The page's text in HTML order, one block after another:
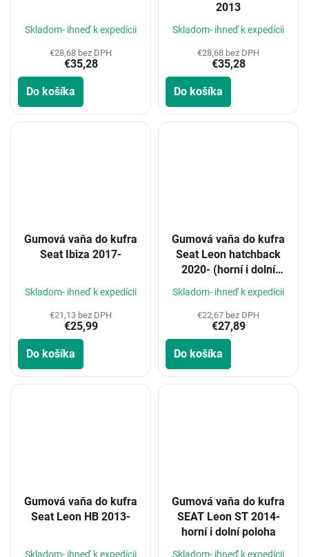
Skladom- ihneď k expedícii
€28,68 bez DPH
€35,28
Do košíka
2013
Skladom- ihneď k expedícii
€28,68 bez DPH
€35,28
Do košíka
Gumová vaňa do kufra
Seat Ibiza 2017-
Skladom- ihneď k expedícii
€21,13 bez DPH
€25,99
Do košíka
Gumová vaňa do kufra
Seat Leon hatchback
2020- (horní i dolní
poloha kufu)
Skladom- ihneď k expedícii
€22,67 bez DPH
€27,89
Do košíka
Gumová vaňa do kufra
Seat Leon HB 2013-
Skladom- ihneď k expedícii
Gumová vaňa do kufra
SEAT Leon ST 2014-
horní i dolní poloha
Skladom- ihneď k expedícii